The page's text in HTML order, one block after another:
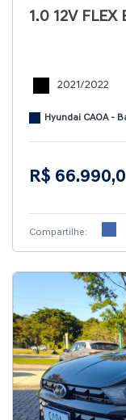
1.0 12V
2021/2022
Hyundai CAOA -
R$
Compartilhe: